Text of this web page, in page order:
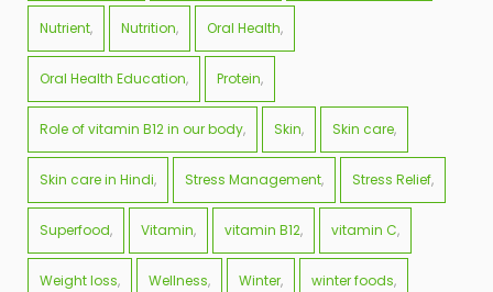
Nutrient Nutrition Oral Health
Oral Health Education Protein
Role of vitamin B12 in our body Skin Skin care
Skin care in Hindi Stress Management Stress Relief
Superfood Vitamin vitamin B12 vitamin C
Weight loss Wellness Winter winter foods